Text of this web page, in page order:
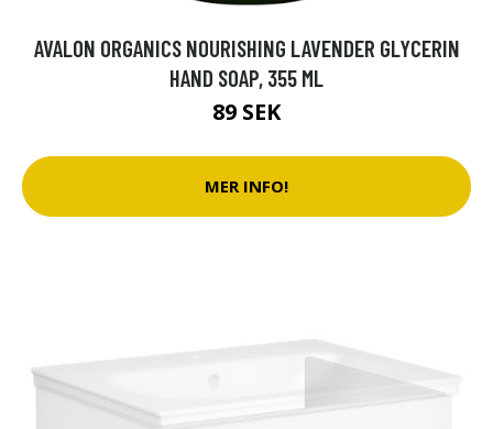
AVALON ORGANICS NOURISHING LAVENDER GLYCERIN
HAND SOAP, 355 ML
89 SEK
MER INFO!